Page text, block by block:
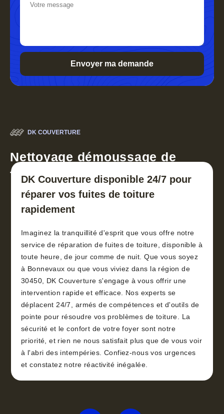
DK COUVERTURE
Nettoyage démoussage de
toiture 30
DK Couverture disponible 24/7 pour
réparer vos fuites de toiture
rapidement
Imaginez la tranquillité d'esprit que vous offre notre
service de réparation de fuites de toiture, disponible à
toute heure, de jour comme de nuit. Que vous soyez
à Bonnevaux ou que vous viviez dans la région de
30450, DK Couverture s'engage à vous offrir une
intervention rapide et efficace. Nos experts se
déplacent 24/7, armés de compétences et d'outils de
pointe pour résoudre vos problèmes de toiture. La
sécurité et le confort de votre foyer sont notre
priorité, et rien ne nous satisfait plus que de vous voir
à l'abri des intempéries. Confiez-nous vos urgences
et constatez notre réactivité inégalée.